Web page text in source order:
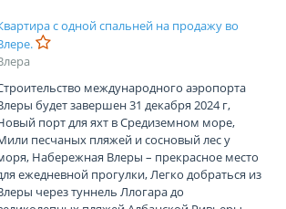
с одной спальней на продажу во
международного аэропорта
будет завершен 31 декабря 2024 г,
порт для яхт в Средиземном море,
песчаных пляжей и сосновый лес у
Набережная Влеры – прекрасное место
ежедневной прогулки, Легко добраться из
через туннель Ллогара до